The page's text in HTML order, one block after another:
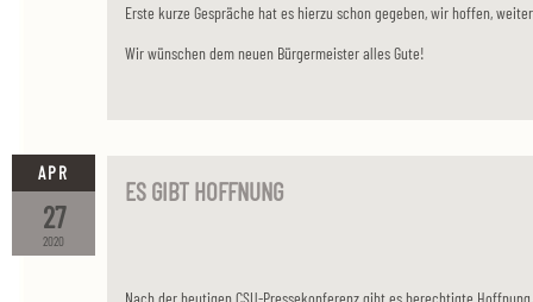
Erste kurze Gespräche hat es hierzu schon gegeben, wir hoffen,
Wir wünschen dem neuen Bürgermeister alles Gute!
2020
27
APR
ES GIBT HOFFNUNG
Nach der heutigen CSU-Pressekonferenz gibt es berechtigte